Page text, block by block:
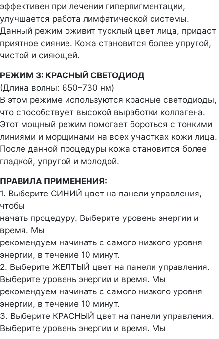
эффективен при лечении гиперпигментации,
улучшается работа лимфатической системы.
Данный режим оживит тусклый цвет лица, придаст
приятное сияние. Кожа становится более упругой,
чистой и сияющей.
РЕЖИМ 3: КРАСНЫЙ СВЕТОДИОД
(Длина волны: 650–730 нм)
В этом режиме используются красные светодиоды,
что способствует высокой выработки коллагена.
Этот мощный режим помогает бороться с тонкими
линиями и морщинами на всех участках кожи лица.
После данной процедуры кожа становится более
гладкой, упругой и молодой.
ПРАВИЛА ПРИМЕНЕНИЯ:
1. Выберите СИНИЙ цвет на панели управления,
чтобы
начать процедуру. Выберите уровень энергии и
время. Мы
рекомендуем начинать с самого низкого уровня
энергии, в течение 10 минут.
2. Выберите ЖЕЛТЫЙ цвет на панели управления.
Выберите уровень энергии и время. Мы
рекомендуем начинать с самого низкого уровня
энергии, в течение 10 минут.
3. Выберите КРАСНЫЙ цвет на панели управления.
Выберите уровень энергии и время. Мы